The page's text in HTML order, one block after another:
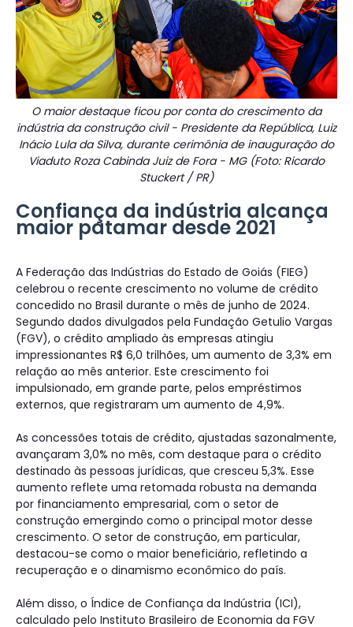
O maior destaque ficou por conta do crescimento da
indústria da construção civil - Presidente da República, Luiz
Inácio Lula da Silva, durante cerimônia de inauguração do
Viaduto Roza Cabinda Juiz de Fora - MG (Foto: Ricardo
Stuckert / PR)
Confiança da indústria alcança
maior patamar desde 2021
A Federação das Indústrias do Estado de Goiás (FIEG)
celebrou o recente crescimento no volume de crédito
concedido no Brasil durante o mês de junho de 2024.
Segundo dados divulgados pela Fundação Getulio Vargas
(FGV), o crédito ampliado às empresas atingiu
impressionantes R$ 6,0 trilhões, um aumento de 3,3% em
relação ao mês anterior. Este crescimento foi
impulsionado, em grande parte, pelos empréstimos
externos, que registraram um aumento de 4,9%.
As concessões totais de crédito, ajustadas sazonalmente,
avançaram 3,0% no mês, com destaque para o crédito
destinado às pessoas jurídicas, que cresceu 5,3%. Esse
aumento reflete uma retomada robusta na demanda
por financiamento empresarial, com o setor de
construção emergindo como o principal motor desse
crescimento. O setor de construção, em particular,
destacou-se como o maior beneficiário, refletindo a
recuperação e o dinamismo econômico do país.
Além disso, o Índice de Confiança da Indústria (ICI),
calculado pelo Instituto Brasileiro de Economia da FGV